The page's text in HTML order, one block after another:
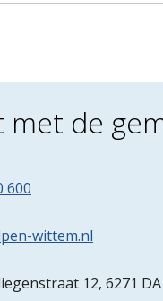
met de
600
wittem.nl
12, 6271